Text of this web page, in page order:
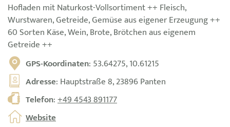
Hofladen mit Naturkost-Vollsortiment ++ Fleisch,
Wurstwaren, Getreide, Gemüse aus eigener Erzeugung ++
60 Sorten Käse, Wein, Brote, Brötchen aus eigenem
Getreide ++
GPS-Koordinaten: 53.64275, 10.61215
Adresse: Hauptstraße 8, 23896 Panten
Telefon:+49 4543 891177
Website